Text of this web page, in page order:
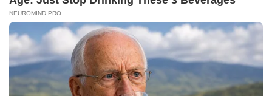
Tentang Katadata Advertising Karier
Pedoman Media Siber
Kebijakan Privasi
Disclaimer